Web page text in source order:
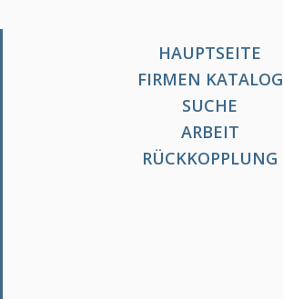
HAUPTSEITE
FIRMEN KATALOG
SUCHE
ARBEIT
RÜCKKOPPLUNG